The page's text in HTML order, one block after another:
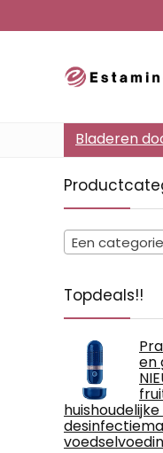
Bladeren
Een
Topdeals!!
en